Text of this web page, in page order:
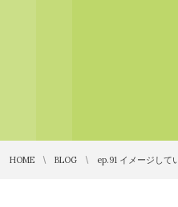
HOME BLOG ep.91 イメージして